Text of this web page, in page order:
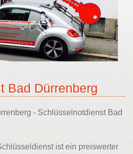
Bad Dürrenberg
- Schlüsselnotdienst Bad
ist ein preiswerter